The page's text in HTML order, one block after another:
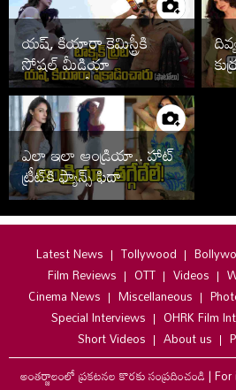
యష్, కియారా కెమిస్ట్రీకి
సోషల్ మీడియా
తగలడిపోతోందిగా..
ఎలా ఇలా ఆండ్రియా.. హాట్
ట్రీట్‌కి ఫ్యాన్స్ ఫిదా
Latest News Tollywood
Film Reviews
OTT Videos
Cinema News
Miscellaneous
Special Interviews
OHRK Film
Short Videos
About us
అంతర్జాలంలో ప్రకటనల కొరకు సంప్రదించండి|